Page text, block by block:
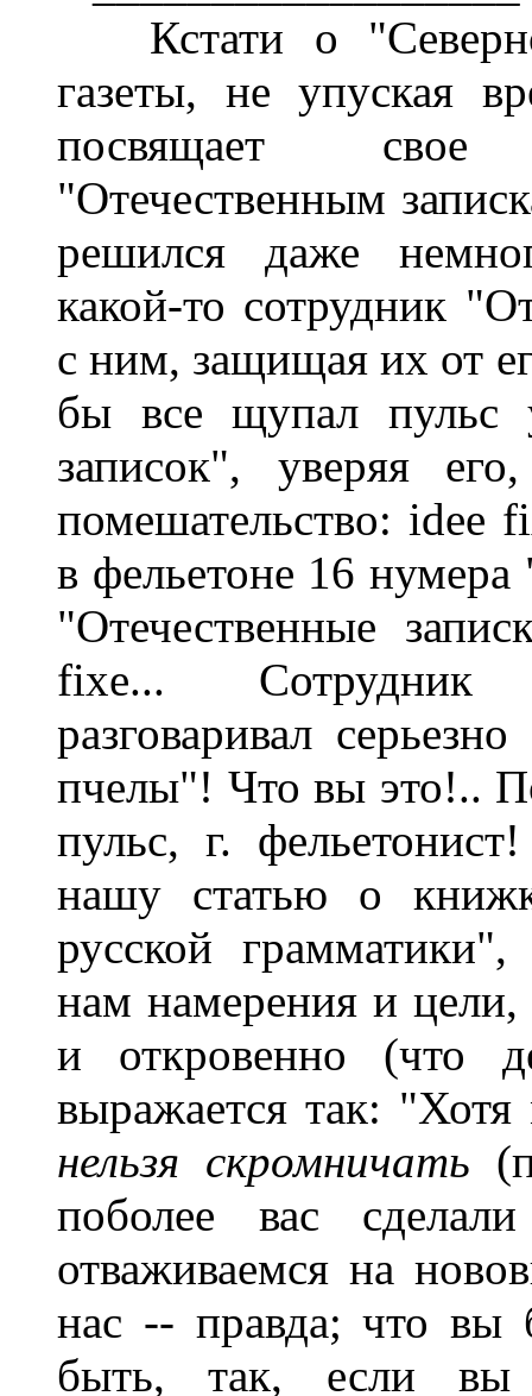
Кстати о
газеты, не упуская
посвящает свое
"Отечественным
решился даже
какой-то сотрудник
с ним, защищая их от
бы все щупал пульс
записок", уверяя
помешательство: idee
в фельетоне 16
"Отечественные
fixe... Сотрудник
разговаривал
пчелы"! Что вы это!..
пульс, г.
нашу статью о
русской
нам намерения и
и откровенно (что
выражается так:
нельзя скромничать
поболее вас
отваживаемся на
нас -- правда; что вы
быть, так, если вы